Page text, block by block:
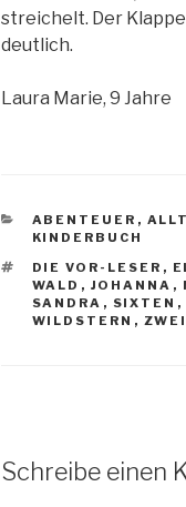
streichelt. Der
deutlich.
Laura Marie, 9 Jahre
KATEGORIEN
ABENTEUER ,
KINDERBUCH
SCHLAGWÖRTER
DIE VOR-LESER ,
WALD , JOHANNA ,
SANDRA , SIXTEN ,
WILDSTERN ,
Schreibe einen